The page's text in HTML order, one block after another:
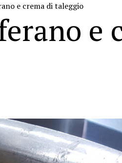
e crema di taleggio
e